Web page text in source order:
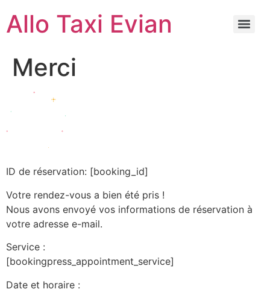
Allo Taxi Evian
Merci
ID de réservation: [booking_id]
Votre rendez-vous a bien été pris !
Nous avons envoyé vos informations de réservation à
votre adresse e-mail.
Service :
[bookingpress_appointment_service]
Date et horaire :